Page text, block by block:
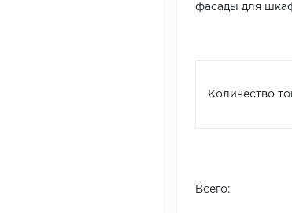
фасады для
Количество
Всего: